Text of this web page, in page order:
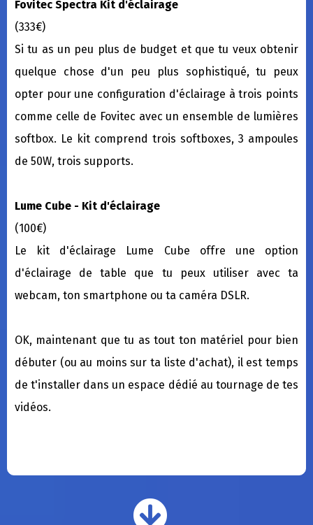
Fovitec Spectra Kit d'éclairage
(333€)
Si tu as un peu plus de budget et que tu veux obtenir
quelque chose d'un peu plus sophistiqué, tu peux
opter pour une configuration d'éclairage à trois points
comme celle de Fovitec avec un ensemble de lumières
softbox. Le kit comprend trois softboxes, 3 ampoules
de 50W, trois supports.
Lume Cube - Kit d'éclairage
(100€)
Le kit d'éclairage Lume Cube offre une option
d'éclairage de table que tu peux utiliser avec ta
webcam, ton smartphone ou ta caméra DSLR.
OK, maintenant que tu as tout ton matériel pour bien
débuter (ou au moins sur ta liste d'achat), il est temps
de t'installer dans un espace dédié au tournage de tes
vidéos.